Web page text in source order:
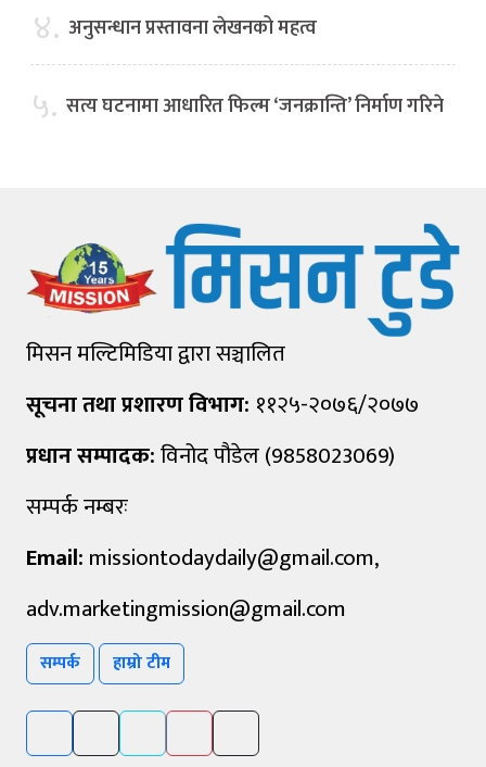
४. अनुसन्धान प्रस्तावना लेखनको महत्व
५. सत्य घटनामा आधारित फिल्म ‘जनक्रान्ति’ निर्माण गरिने
मिसन मल्टिमिडिया द्वारा सञ्चालित
सूचना तथा प्रशारण विभाग: ११२५-२०७६/२०७७
प्रधान सम्पादक:विनोद पौडेल (9858023069)
सम्पर्क नम्बरः
Email: missiontodaydaily@gmail.com,
adv.marketingmission@gmail.com
सम्पर्क हाम्रो टीम